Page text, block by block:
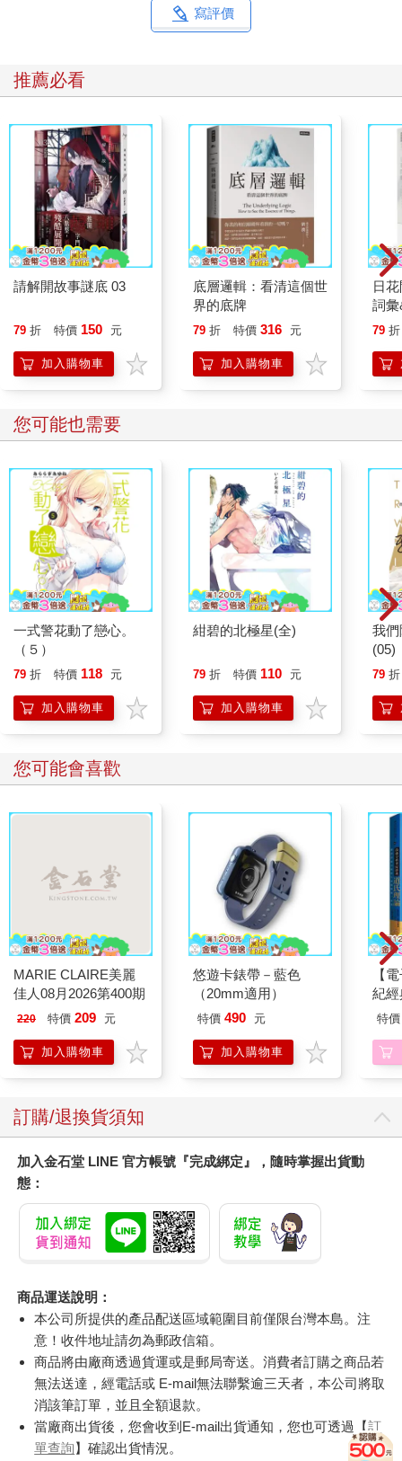
寫評價
推薦必看
請解開故事謎底 03
79 折 特價 150 元
加入購物車
底層邏輯：看清這個世
界的底牌
79 折 特價 316 元
加入購物車
日
詞
79 折
您可能也需要
一式警花動了戀心。
（５）
79 折 特價 118 元
加入購物車
紺碧的北極星(全)
79 折 特價 110 元
加入購物車
我
(05)
79 折
您可能會喜歡
MARIE CLAIRE美麗
佳人08月2026第400期
220 特價 209 元
加入購物車
悠遊卡錶帶－藍色
（20mm適用）
特價 490 元
加入購物車
【
紀
學
特價
訂購/退換貨須知
加入金石堂 LINE 官方帳號『完成綁定』，隨時掌握出貨動
態：
商品運送說明：
本公司所提供的產品配送區域範圍目前僅限台灣本島。注
意！收件地址請勿為郵政信箱。
商品將由廠商透過貨運或是郵局寄送。消費者訂購之商品若
無法送達，經電話或 E-mail無法聯繫逾三天者，本公司將取
消該筆訂單，並且全額退款。
當廠商出貨後，您會收到E-mail出貨通知，您也可透過【訂
單查詢】確認出貨情況。